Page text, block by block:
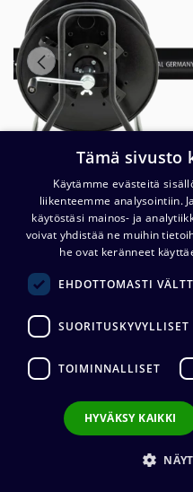
Cordial CSE
QUAD S/FTP
kaapelikela
3 390,80€ (alv. 0 %)
Kaapelin pituus:25 m, 50 m,
Kaapelin valmistaja:Cordial
Neutrik
Tämä sivusto
Käytämme evästeitä
liikenteemme analysointiin.
käytöstäsi mainos- ja
voivat yhdistää ne muihin
he ovat keränneet
EHDOTTOMASTI
SUORITUSKYVYLLISET
TOIMINNALLISET
HYVÄKSY KAIKKI